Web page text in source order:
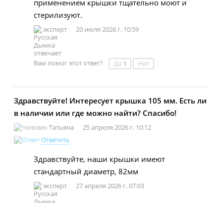
применением крышки тщательно моют и
стерилизуют.
эксперт 20 июля 2026 г. 10:59
Вам помог этот ответ? Да 1 Нет
Здравствуйте! Интересует крышка 105 мм. Есть ли
в наличии или где можно найти? Спасибо!
Татьяна
25 апреля 2026 г. 10:12
Ответить
Здравствуйте, наши крышки имеют
стандартный диаметр, 82мм
эксперт 27 апреля 2026 г. 07:03